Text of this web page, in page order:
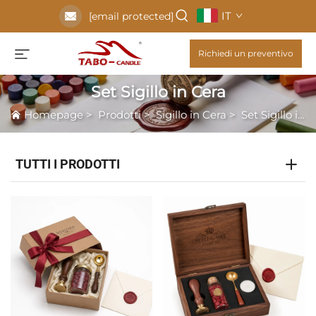
[email protected] IT
Richiedi un preventivo
Set Sigillo in Cera
Homepage> Prodotti>Sigillo in Cera > Set Sigillo in Cera
TUTTI I PRODOTTI